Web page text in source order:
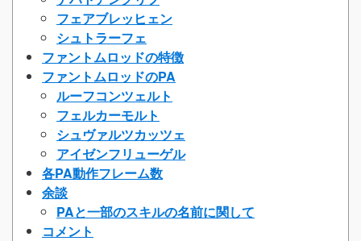
フェアブレッヒェン
シュトラーフェ
ファントムロッドの特徴
ファントムロッドのPA
ルーフコンツェルト
フェルカーモルト
シュヴァルツカッツェ
アイゼンフリューゲル
各PA動作フレーム数
余談
PAと一部のスキルの名前に関して
コメント